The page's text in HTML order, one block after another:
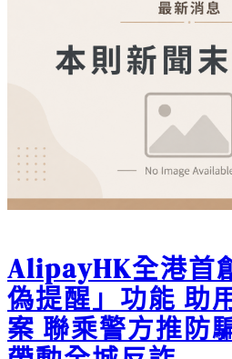
AlipayHK全港首
偽提醒」功能 助
案 聯乘警方推防